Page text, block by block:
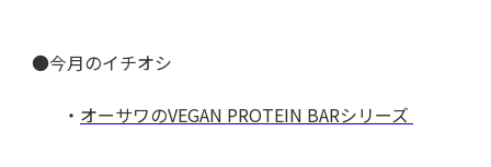
●今月のイチオシ
・ オーサワのVEGAN PROTEIN BARシリーズ